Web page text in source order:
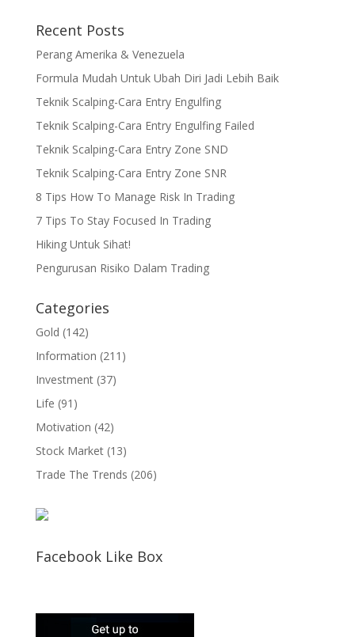
Recent Posts
Perang Amerika & Venezuela
Formula Mudah Untuk Ubah Diri Jadi Lebih Baik
Teknik Scalping-Cara Entry Engulfing
Teknik Scalping-Cara Entry Engulfing Failed
Teknik Scalping-Cara Entry Zone SND
Teknik Scalping-Cara Entry Zone SNR
8 Tips How To Manage Risk In Trading
7 Tips To Stay Focused In Trading
Hiking Untuk Sihat!
Pengurusan Risiko Dalam Trading
Categories
Gold (142)
Information (211)
Investment(37)
Life (91)
Motivation (42)
Stock Market(13)
Trade The Trends (206)
Facebook Like Box